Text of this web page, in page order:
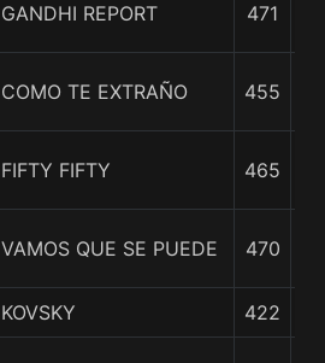
GANDHI REPORT 471
COMO TE EXTRAÑO 455
FIFTY FIFTY 465
VAMOS QUE SE PUEDE 470
KOVSKY 422